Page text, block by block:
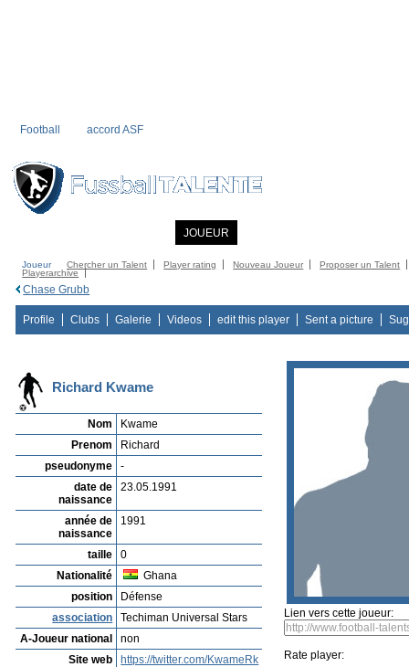
Football accord ASF
JOUEUR
Joueur Chercher un Talent Player rating Nouveau Joueur
Proposer un Talent
Playerarchive
Chase Grubb
Profile Clubs Galerie Videos edit this player Sent a picture
Richard Kwame
Nom
Kwame
Prenom
Richard
pseudonyme
-
date de
naissance
23.05.1991
année de
naissance
1991
taille
0
Nationalité
Ghana
position
Défense
association
Techiman Universal Stars
A-Joueur national
non
Site web
https://twitter.com/KwameRk
Lien vers cette joueur:
Rate player: